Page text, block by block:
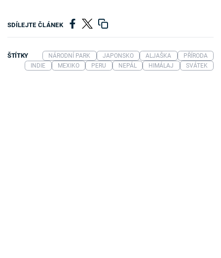
SDÍLEJTE ČLÁNEK
ŠTÍTKY NÁRODNÍ PARK JAPONSKO ALJAŠKA
PŘÍRODA
INDIE
MEXIKO PERU NEPÁL HIMÁLAJ SVÁTEK